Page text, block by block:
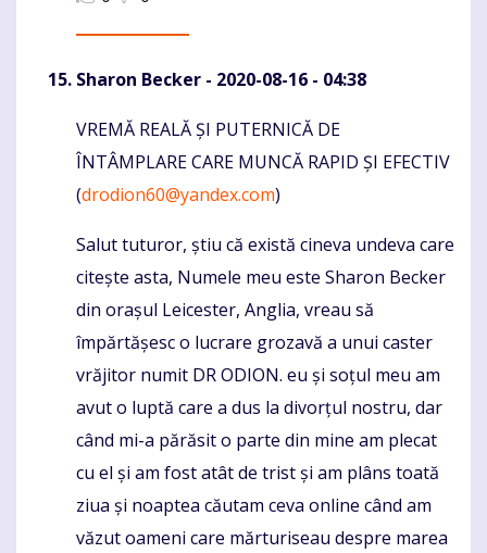
Sharon Becker - 2020-08-16 - 04:38
Komentaras
VREMĂ REALĂ ȘI PUTERNICĂ DE
ÎNTÂMPLARE CARE MUNCĂ RAPID ȘI EFECTIV
(drodion60@yandex.com)
Salut tuturor, știu că există cineva undeva care
citește asta, Numele meu este Sharon Becker
din orașul Leicester, Anglia, vreau să
împărtășesc o lucrare grozavă a unui caster
vrăjitor numit DR ODION. eu și soțul meu am
avut o luptă care a dus la divorțul nostru, dar
când mi-a părăsit o parte din mine am plecat
cu el și am fost atât de trist și am plâns toată
ziua și noaptea căutam ceva online când am
văzut oameni care mărturiseau despre marea